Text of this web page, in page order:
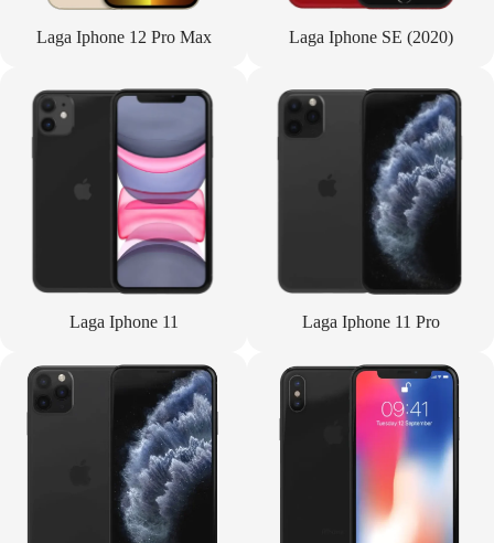
Laga Iphone 12 Pro Max Laga Iphone SE (2020)
Laga Iphone 11 Laga Iphone 11 Pro